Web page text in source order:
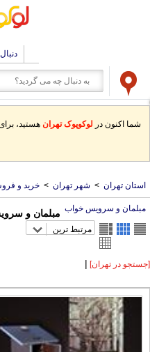
دنبال
شما اکنون در لوکوپوک تهرانهستید، برای
تهران > شهر تهران > خرید و فروش
و سرویس خواب مبلمان و
مرتبط ترین
در تهران] |